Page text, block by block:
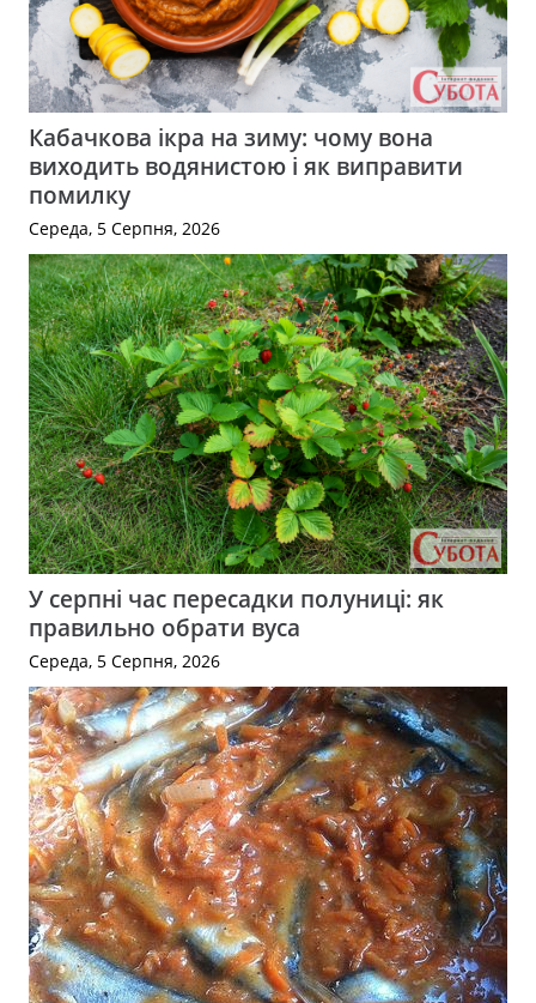
Кабачкова ікра на зиму: чому вона
виходить водянистою і як виправити
помилку
Середа, 5 Серпня, 2026
У серпні час пересадки полуниці: як
правильно обрати вуса
Середа, 5 Серпня, 2026